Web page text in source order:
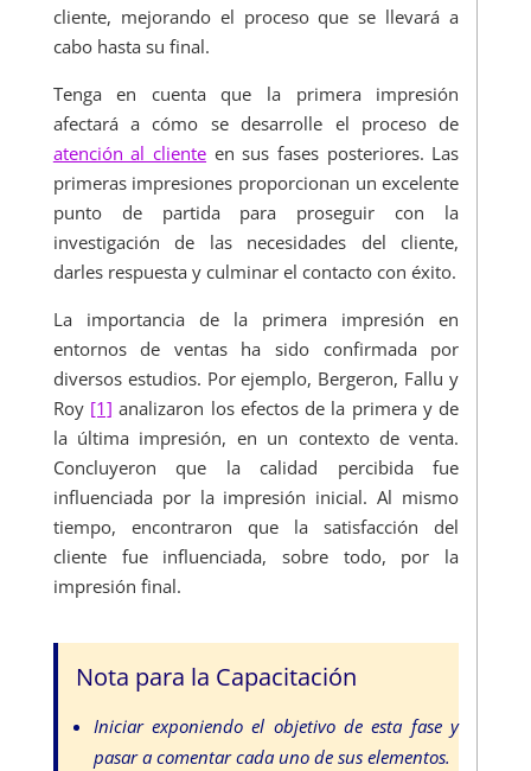
cliente, mejorando el proceso que se llevará a
cabo hasta su final.
Tenga en cuenta que la primera impresión
afectará a cómo se desarrolle el proceso de
atención al cliente en sus fases posteriores. Las
primeras impresiones proporcionan un excelente
punto de partida para proseguir con la
investigación de las necesidades del cliente,
darles respuesta y culminar el contacto con éxito.
La importancia de la primera impresión en
entornos de ventas ha sido confirmada por
diversos estudios. Por ejemplo, Bergeron, Fallu y
Roy [1] analizaron los efectos de la primera y de
la última impresión, en un contexto de venta.
Concluyeron que la calidad percibida fue
influenciada por la impresión inicial. Al mismo
tiempo, encontraron que la satisfacción del
cliente fue influenciada, sobre todo, por la
impresión final.
Nota para la Capacitación
Iniciar exponiendo el objetivo de esta fase y
pasar a comentar cada uno de sus elementos.